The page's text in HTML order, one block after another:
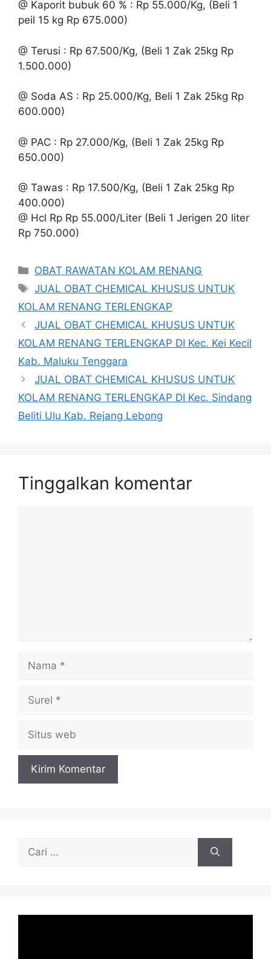
@ Kaporit bubuk 60 % : Rp 55.000/Kg, (Beli 1
peil 15 kg Rp 675.000)
@ Terusi : Rp 67.500/Kg, (Beli 1 Zak 25kg Rp
1.500.000)
@ Soda AS : Rp 25.000/Kg, Beli 1 Zak 25kg Rp
600.000)
@ PAC : Rp 27.000/Kg, (Beli 1 Zak 25kg Rp
650.000)
@ Tawas : Rp 17.500/Kg, (Beli 1 Zak 25kg Rp
400.000)
@ Hcl Rp Rp 55.000/Liter (Beli 1 Jerigen 20 liter
Rp 750.000)
Kategori
OBAT RAWATAN KOLAM RENANG
Tag
JUAL OBAT CHEMICAL KHUSUS UNTUK
KOLAM RENANG TERLENGKAP
JUAL OBAT CHEMICAL KHUSUS UNTUK
KOLAM RENANG TERLENGKAP DI Kec. Kei Kecil
Kab. Maluku Tenggara
JUAL OBAT CHEMICAL KHUSUS UNTUK
KOLAM RENANG TERLENGKAP DI Kec. Sindang
Beliti Ulu Kab. Rejang Lebong
Tinggalkan komentar
Nama
Surel
Situs
web
Cari